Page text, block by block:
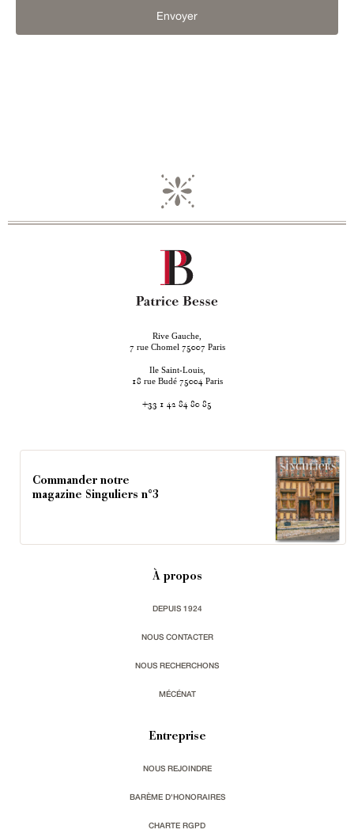
Envoyer
Rive Gauche,
7 rue Chomel 75007 Paris
Ile Saint-Louis,
18 rue Budé 75004 Paris
+33 1 42 84 80 85
Commander notre
magazine Singuliers n°3
À propos
DEPUIS 1924
NOUS CONTACTER
NOUS RECHERCHONS
MÉCÉNAT
Entreprise
NOUS REJOINDRE
BARÈME D'HONORAIRES
CHARTE RGPD